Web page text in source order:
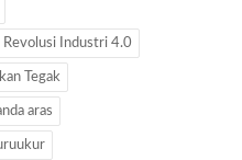
Revolusi Industri 4.0
Tegak
aras